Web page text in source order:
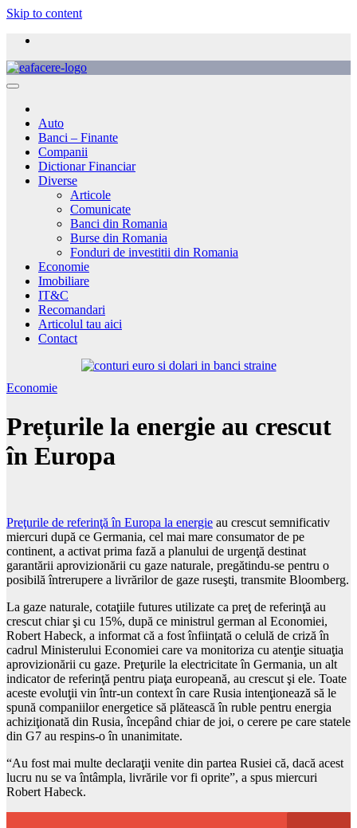
Skip to content
Auto
Banci – Finante
Companii
Dictionar Financiar
Diverse
Articole
Comunicate
Banci din Romania
Burse din Romania
Fonduri de investitii din Romania
Economie
Imobiliare
IT&C
Recomandari
Articolul tau aici
Contact
Economie
Prețurile la energie au crescut
în Europa
Preţurile de referinţă în Europa la energie au crescut semnificativ
miercuri după ce Germania, cel mai mare consumator de pe
continent, a activat prima fază a planului de urgenţă destinat
garantării aprovizionării cu gaze naturale, pregătindu-se pentru o
posibilă întrerupere a livrărilor de gaze ruseşti, transmite Bloomberg.
La gaze naturale, cotaţiile futures utilizate ca preţ de referinţă au
crescut chiar şi cu 15%, după ce ministrul german al Economiei,
Robert Habeck, a informat că a fost înfiinţată o celulă de criză în
cadrul Ministerului Economiei care va monitoriza cu atenţie situaţia
aprovizionării cu gaze. Preţurile la electricitate în Germania, un alt
indicator de referinţă pentru piaţa europeană, au crescut şi ele. Toate
aceste evoluţii vin într-un context în care Rusia intenţionează să le
spună companiilor energetice să plătească în ruble pentru energia
achiziţionată din Rusia, începând chiar de joi, o cerere pe care statele
din G7 au respins-o în unanimitate.
“Au fost mai multe declaraţii venite din partea Rusiei că, dacă acest
lucru nu se va întâmpla, livrările vor fi oprite”, a spus miercuri
Robert Habeck.